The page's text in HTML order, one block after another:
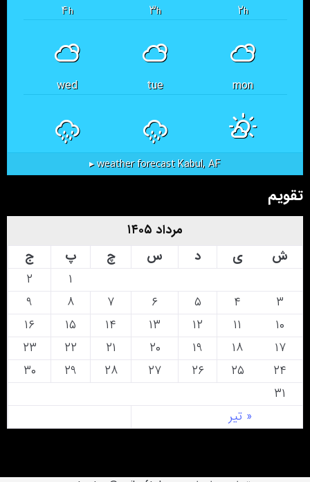
۲h ۳h ۴h
mon
tue
wed
Kabul, AF
weather forecast ▸
تقویم
مرداد ۱۴۰۵
ش
ی د س چ پ ج
« تیر
۲
۳
۴ ۵ ۶ ۷ ۸
۹
۱۰
۱۱ ۱۲ ۱۳ ۱۴ ۱۵
۱۶
۱۷
۱۸ ۱۹ ۲۰ ۲۱ ۲۲
۲۳
۲۴
۲۵ ۲۶ ۲۷ ۲۸ ۲۹
۳۰
۳۱